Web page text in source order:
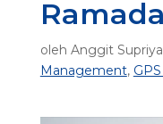
oleh Anggit
Management,